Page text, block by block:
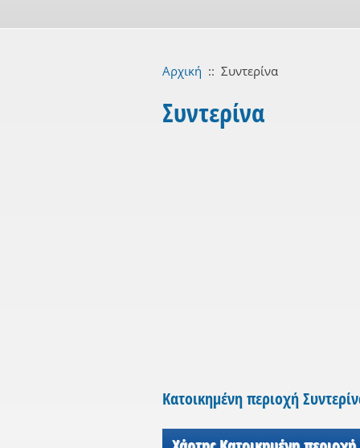
Αρχική :: Συντερίνα
Συντερίνα
Κατοικημένη περιοχή